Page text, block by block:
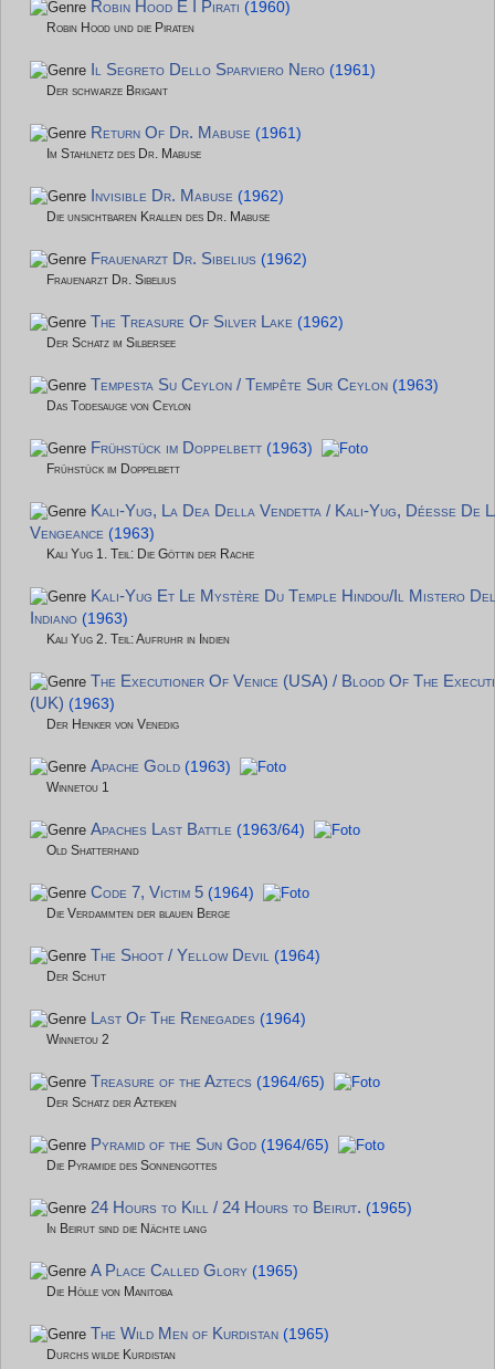
Robin Hood E I Pirati (1960)
Robin Hood und die Piraten
Il Segreto Dello Sparviero Nero (1961)
Der schwarze Brigant
Return Of Dr. Mabuse (1961)
Im Stahlnetz des Dr. Mabuse
Invisible Dr. Mabuse (1962)
Die unsichtbaren Krallen des Dr. Mabuse
Frauenarzt Dr. Sibelius (1962)
Frauenarzt Dr. Sibelius
The Treasure Of Silver Lake (1962)
Der Schatz im Silbersee
Tempesta Su Ceylon / Tempête Sur Ceylon (1963)
Das Todesauge von Ceylon
Frühstück im Doppelbett (1963)
Frühstück im Doppelbett
Kali-Yug, La Dea Della Vendetta / Kali-Yug, Déesse De
Vengeance (1963)
Kali Yug 1. Teil: Die Göttin der Rache
Kali-Yug Et Le Mystère Du Temple Hindou/Il Mistero Del
Indiano (1963)
Kali Yug 2. Teil: Aufruhr in Indien
The Executioner Of Venice (USA) / Blood Of The
(UK) (1963)
Der Henker von Venedig
Apache Gold (1963)
Winnetou 1
Apaches Last Battle (1963/64)
Old Shatterhand
Code 7, Victim 5 (1964)
Die Verdammten der blauen Berge
The Shoot / Yellow Devil (1964)
Der Schut
Last Of The Renegades (1964)
Winnetou 2
Treasure of the Aztecs (1964/65)
Der Schatz der Azteken
Pyramid of the Sun God (1964/65)
Die Pyramide des Sonnengottes
24 Hours to Kill / 24 Hours to Beirut. (1965)
In Beirut sind die Nächte lang
A Place Called Glory (1965)
Die Hölle von Manitoba
The Wild Men of Kurdistan (1965)
Durchs wilde Kurdistan